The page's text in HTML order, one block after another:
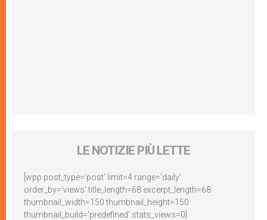
LE NOTIZIE PIÙ LETTE
[wpp post_type='post' limit=4 range='daily'
order_by='views' title_length=68 excerpt_length=68
thumbnail_width=150 thumbnail_height=150
thumbnail_build='predefined' stats_views=0]